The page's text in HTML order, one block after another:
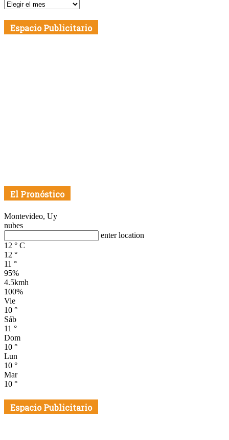
Publicaciones
Fecha
Espacio Publicitario
El Pronóstico
Montevideo, Uy
nubes
enter location
12 ° C
12 °
11 °
95%
4.5kmh
100%
Vie
10 °
Sáb
11 °
Dom
10 °
Lun
10 °
Mar
10 °
Espacio Publicitario